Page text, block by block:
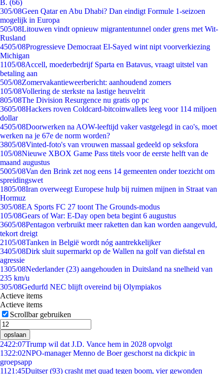
B. (66)
305/08Geen Qatar en Abu Dhabi? Dan eindigt Formule 1-seizoen
mogelijk in Europa
505/08Litouwen vindt opnieuw migrantentunnel onder grens met Wit-
Rusland
4505/08Progressieve Democraat El-Sayed wint nipt voorverkiezing
Michigan
1105/08Accell, moederbedrijf Sparta en Batavus, vraagt uitstel van
betaling aan
505/08Zomervakantieweerbericht: aanhoudend zomers
105/08Vollering de sterkste na lastige heuvelrit
805/08The Division Resurgence nu gratis op pc
3605/08Hackers roven Coldcard-bitcoinwallets leeg voor 114 miljoen
dollar
4505/08Doorwerken na AOW-leeftijd vaker vastgelegd in cao's, moet
werken na je 67e de norm worden?
3805/08Vinted-foto's van vrouwen massaal gedeeld op seksfora
105/08Nieuwe XBOX Game Pass titels voor de eerste helft van de
maand augustus
5005/08Van den Brink zet nog eens 14 gemeenten onder toezicht om
spreidingswet
1805/08Iran overweegt Europese hulp bij ruimen mijnen in Straat van
Hormuz
305/08EA Sports FC 27 toont The Grounds-modus
105/08Gears of War: E-Day open beta begint 6 augustus
3605/08Pentagon verbruikt meer raketten dan kan worden aangevuld,
tekort dreigt
2105/08Tanken in België wordt nóg aantrekkelijker
3405/08Dirk sluit supermarkt op de Wallen na golf van diefstal en
agressie
1305/08Nederlander (23) aangehouden in Duitsland na snelheid van
235 km/u
305/08Gedurfd NEC blijft overeind bij Olympiakos
Actieve items
Actieve items
Scrollbar gebruiken
opslaan
2422:07Trump wil dat J.D. Vance hem in 2028 opvolgt
1322:02NPO-manager Menno de Boer geschorst na dickpic in
groepsapp
11 21:45Duitser (93) crasht met quad tegen boom, vier gewonden